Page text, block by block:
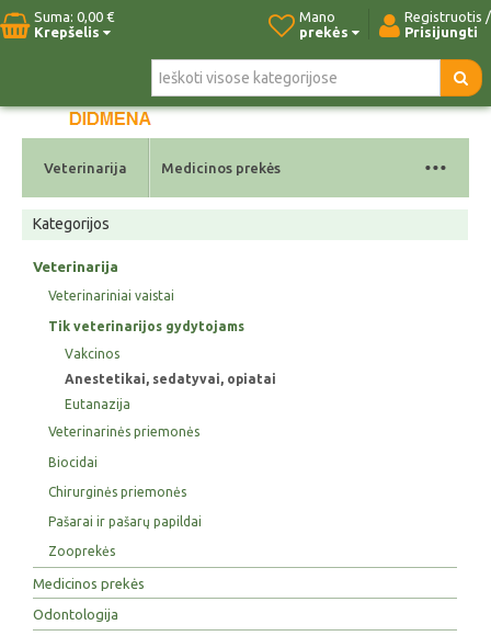
Suma: 0,00 €
Krepšelis
Registruotis /
Prisijungti
Mano
prekės
Pradžia Naujos prekės Kontaktai
Veterinarija Medicinos prekės ...
Kategorijos
Veterinarija
Veterinariniai vaistai
Tik veterinarijos gydytojams
Vakcinos
Anestetikai, sedatyvai, opiatai
Eutanazija
Veterinarinės priemonės
Biocidai
Chirurginės priemonės
Pašarai ir pašarų papildai
Zooprekės
Medicinos prekės
Odontologija